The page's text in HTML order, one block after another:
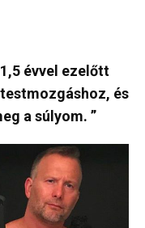
évvel ezelőtt
és
a súlyom. ”